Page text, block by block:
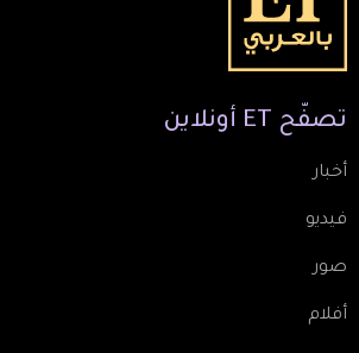
تصفّح ET أونلاين
أخبار
فيديو
صور
أفلام